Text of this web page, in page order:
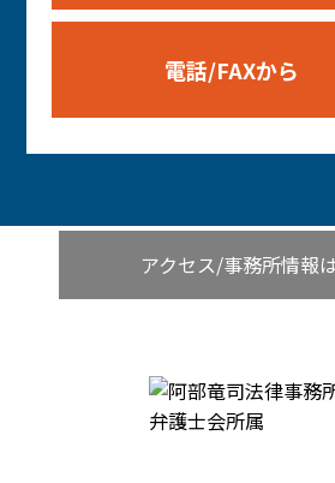
電話/FAXから
アクセス/事務所情報